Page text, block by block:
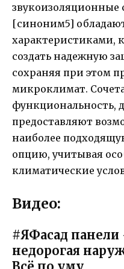
[синоним5]
характеристиками,
создать надежную
сохраняя при этом
микроклимат.
функциональность,
предоставляют
наиболее
опцию, учитывая
климатические
Видео:
#ЯФасад
недорогая